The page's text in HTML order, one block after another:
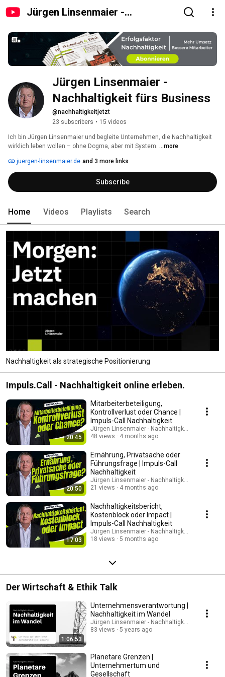
Jürgen Linsenmaier -
Jürgen Linsenmaier -
Nachhaltigkeit fürs Business
@nachhaltigkeitjetzt
23 subscribers • 15 videos
Ich bin Jürgen Linsenmaier und begleite Unternehmen, die Nachhaltigkeit
wirklich leben wollen – ohne Dogma, aber mit System. ...more
juergen-linsenmaier.de and 3 more links
Subscribe
Home Videos Playlists Search
Nachhaltigkeit als strategische Positionierung
Impuls.Call - Nachhaltigkeit online erleben.
20:45
Mitarbeiterbeteiligung,
Kontrollverlust oder Chance |
Impuls-Call Nachhaltigkeit
Jürgen Linsenmaier - Nachhaltigkeit fürs
48 views
4 months ago
20:50
Ernährung, Privatsache oder
Führungsfrage | Impuls-Call
Nachhaltigkeit
Jürgen Linsenmaier - Nachhaltigkeit fürs
21 views
4 months ago
17:03
Nachhaltigkeitsbericht,
Kostenblock oder Impact |
Impuls-Call Nachhaltigkeit
Jürgen Linsenmaier - Nachhaltigkeit fürs
18 views
5 months ago
Der Wirtschaft & Ethik Talk
1:06:53
Unternehmensverantwortung |
Nachhaltigkeit im Wandel
Jürgen Linsenmaier - Nachhaltigkeit fürs
83 views
5 years ago
Planetare Grenzen |
Unternehmertum und
Gesellschaft